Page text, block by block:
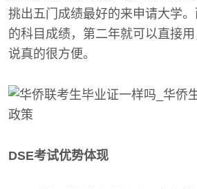
挑出五门成绩最好的来申请大学
的科目成绩，第二年就可以直接
说真的很方便。
DSE考试优势体现